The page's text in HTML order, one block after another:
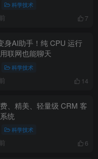
科学技术
7
身AI助手！纯 CPU 运行
联网也能聊天
科学技术
14
、精美、轻量级 CRM 客
统
科学技术
6